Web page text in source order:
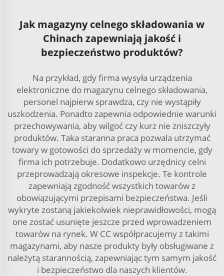
Jak magazyny celnego składowania w
Chinach zapewniają jakość i
bezpieczeństwo produktów?
Na przykład, gdy firma wysyła urządzenia
elektroniczne do magazynu celnego składowania,
personel najpierw sprawdza, czy nie wystąpiły
uszkodzenia. Ponadto zapewnia odpowiednie warunki
przechowywania, aby wilgoć czy kurz nie zniszczyły
produktów. Taka staranna praca pozwala utrzymać
towary w gotowości do sprzedaży w momencie, gdy
firma ich potrzebuje. Dodatkowo urzędnicy celni
przeprowadzają okresowe inspekcje. Te kontrole
zapewniają zgodność wszystkich towarów z
obowiązującymi przepisami bezpieczeństwa. Jeśli
wykryte zostaną jakiekolwiek nieprawidłowości, mogą
one zostać usunięte jeszcze przed wprowadzeniem
towarów na rynek. W CC współpracujemy z takimi
magazynami, aby nasze produkty były obsługiwane z
należytą starannością, zapewniając tym samym jakość
i bezpieczeństwo dla naszych klientów.